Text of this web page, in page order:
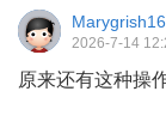
2026-7-14
原来还有这种操